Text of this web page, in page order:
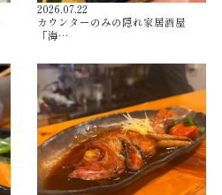
2026.07.22
カウンターのみの隠れ家居酒屋
「海…